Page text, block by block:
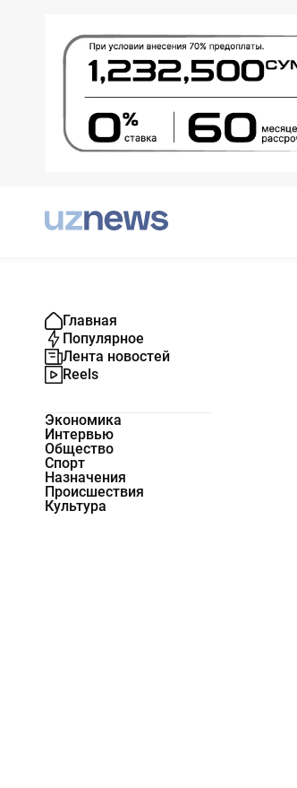
Главная
Популярное
Лента новостей
Reels
Экономика
Интервью
Общество
Спорт
Назначения
Происшествия
Культура